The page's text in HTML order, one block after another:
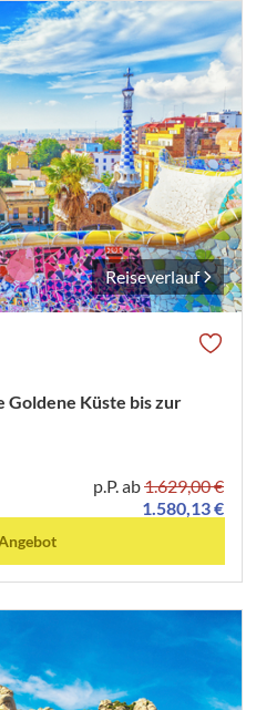
Reiseverlauf
Goldene Küste bis zur
p.P. ab1.629,00 €
1.580,13 €